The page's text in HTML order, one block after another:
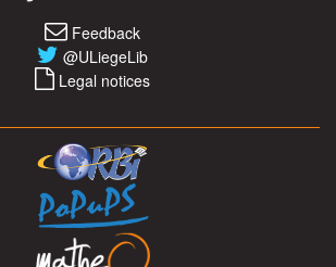
Feedback
@ULiegeLib
Legal notices